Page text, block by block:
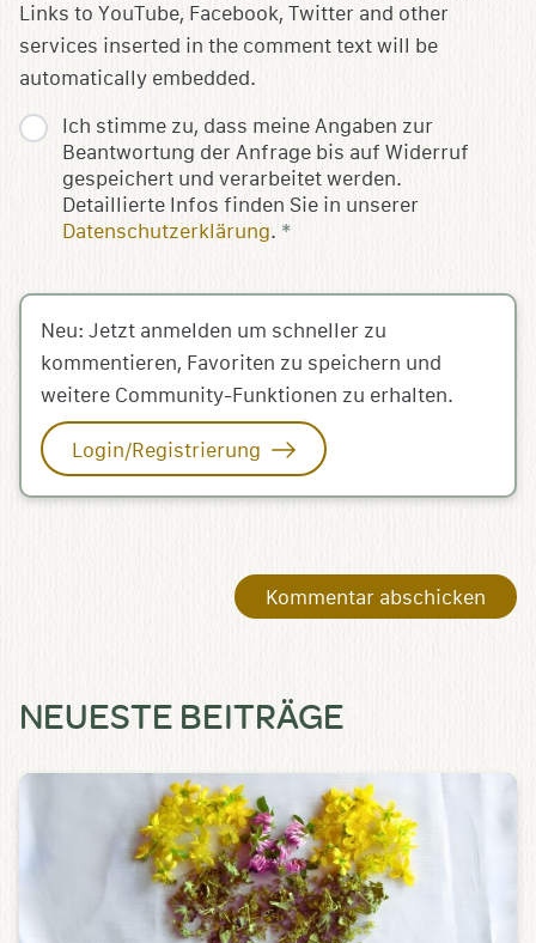
Ich stimme zu, dass meine Angaben zur
Beantwortung der Anfrage bis auf Widerruf
gespeichert und verarbeitet werden.
Detaillierte Infos finden Sie in unserer
Datenschutzerklärung. *
Links to YouTube, Facebook, Twitter and other
services inserted in the comment text will be
automatically embedded.
Neu: Jetzt anmelden um schneller zu
kommentieren, Favoriten zu speichern und
weitere Community-Funktionen zu erhalten.
Login/Registrierung
NEUESTE BEITRÄGE